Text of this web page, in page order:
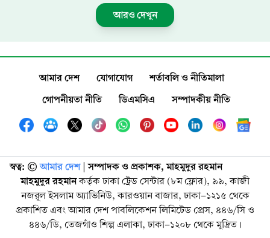
আরও দেখুন
আমার দেশ যোগাযোগ
শর্তাবলি ও নীতিমালা
গোপনীয়তা নীতি
ডিএমসিএ সম্পাদকীয় নীতি
স্বত্ব: ©️ আমার দেশ| সম্পাদক ও প্রকাশক, মাহমুদুর রহমান
মাহমুদুর রহমানকর্তৃক ঢাকা ট্রেড সেন্টার (৮ম ফ্লোর), ৯৯, কাজী
নজরুল ইসলাম অ্যাভিনিউ, কারওয়ান বাজার, ঢাকা-১২১৫ থেকে
প্রকাশিত এবং আমার দেশ পাবলিকেশন লিমিটেড প্রেস, ৪৪৬/সি ও
৪৪৬/ডি, তেজগাঁও শিল্প এলাকা, ঢাকা-১২০৮ থেকে মুদ্রিত।